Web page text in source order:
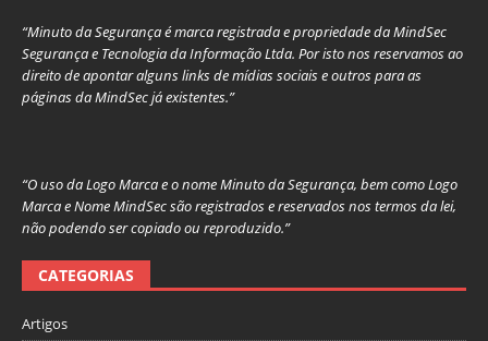
“Minuto da Segurança é marca registrada e propriedade da MindSec
Segurança e Tecnologia da Informação Ltda. Por isto nos reservamos ao
direito de apontar alguns links de mídias sociais e outros para as
páginas da MindSec já existentes.”
“O uso da Logo Marca e o nome Minuto da Segurança, bem como Logo
Marca e Nome MindSec são registrados e reservados nos termos da lei,
não podendo ser copiado ou reproduzido.”
CATEGORIAS
Artigos